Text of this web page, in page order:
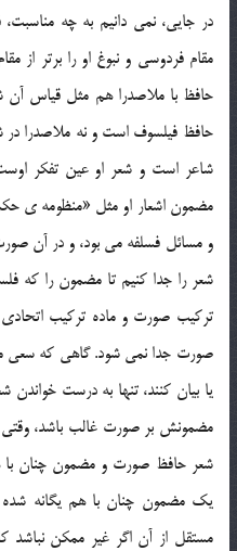
در جایی، نمی دانیم به چه
مقام فردوسی و نبوغ او را برتر از
حافظ با ملاصدرا هم مثل قیاس آن
حافظ فیلسوف است و نه ملاصدرا
شاعر است و شعر او عین تفکر
مضمون اشعار او مثل «منظومه ی
و مسائل فسلفه می بود، و در آن
شعر را جدا کنیم تا مضمون را که
ترکیب صورت و ماده ترکیب
صورت جدا نمی شود. گاهی که سعی
یا بیان کنند، تنها به درست
مضمونش بر صورت غالب باشد، وقتی
شعر حافظ صورت و مضمون چنان با
یک مضمون چنان با هم یگانه
مستقل از آن اگر غیر ممکن نباشد